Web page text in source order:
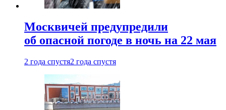
Москвичей предупредили
об опасной погоде в ночь на 22 мая
2 года спустя2 года спустя